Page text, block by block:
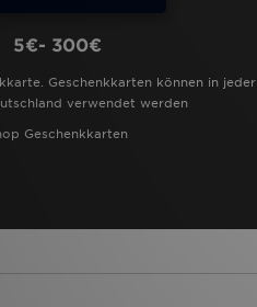
5€- 300€
Geschenkkarten können in jeder
verwendet werden
Geschenkkarten